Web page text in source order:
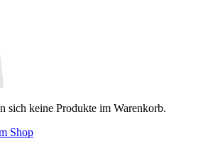
sich keine Produkte im Warenkorb.
Shop